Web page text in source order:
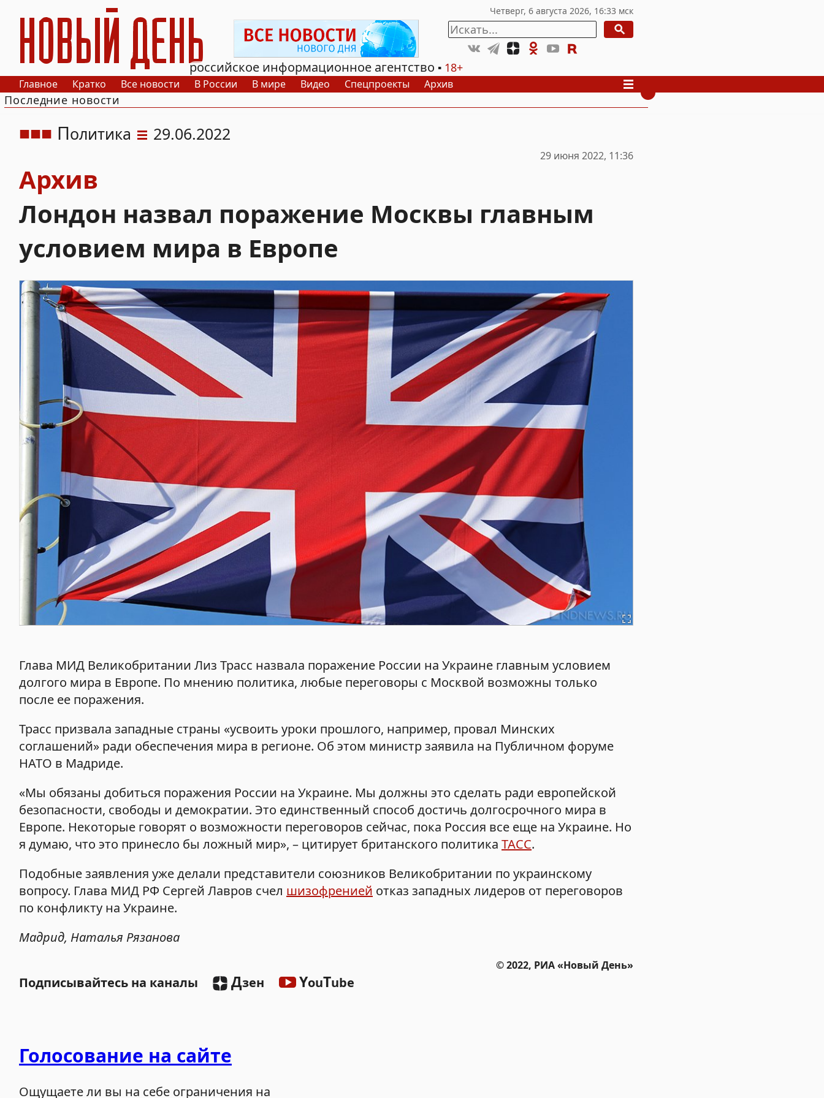
РИА Новый День
российское информационное агентство
18+
Главное Кратко Все новости В России В мире Видео Спецпроекты Архив
Последние новости
Политика 29.06.2022
29 июня 2022, 11:36
Архив
Лондон назвал поражение Москвы главным
условием мира в Европе
Глава МИД Великобритании Лиз Трасс назвала поражение России на Украине главным условием
долгого мира в Европе. По мнению политика, любые переговоры с Москвой возможны только
после ее поражения.
Трасс призвала западные страны «усвоить уроки прошлого, например, провал Минских
соглашений» ради обеспечения мира в регионе. Об этом министр заявила на Публичном форуме
НАТО в Мадриде.
«Мы обязаны добиться поражения России на Украине. Мы должны это сделать ради европейской
безопасности, свободы и демократии. Это единственный способ достичь долгосрочного мира в
Европе. Некоторые говорят о возможности переговоров сейчас, пока Россия все еще на Украине. Но
я думаю, что это принесло бы ложный мир», – цитирует британского политика ТАСС.
Подобные заявления уже делали представители союзников Великобритании по украинскому
вопросу. Глава МИД РФ Сергей Лавров счел шизофренией отказ западных лидеров от переговоров
по конфликту на Украине.
Мадрид, Наталья Рязанова
© 2022, РИА «Новый День»
Подписывайтесь на каналы Дзен YouTube
Голосование на сайте
Ощущаете ли вы на себе ограничения на